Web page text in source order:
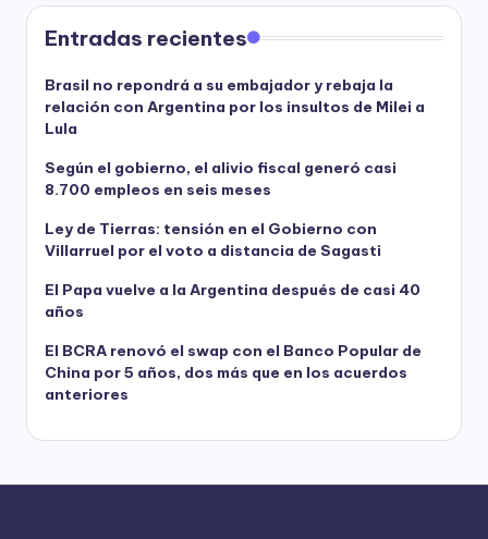
Entradas recientes
Brasil no repondrá a su embajador y rebaja la
relación con Argentina por los insultos de Milei a
Lula
Según el gobierno, el alivio fiscal generó casi
8.700 empleos en seis meses
Ley de Tierras: tensión en el Gobierno con
Villarruel por el voto a distancia de Sagasti
El Papa vuelve a la Argentina después de casi 40
años
El BCRA renovó el swap con el Banco Popular de
China por 5 años, dos más que en los acuerdos
anteriores